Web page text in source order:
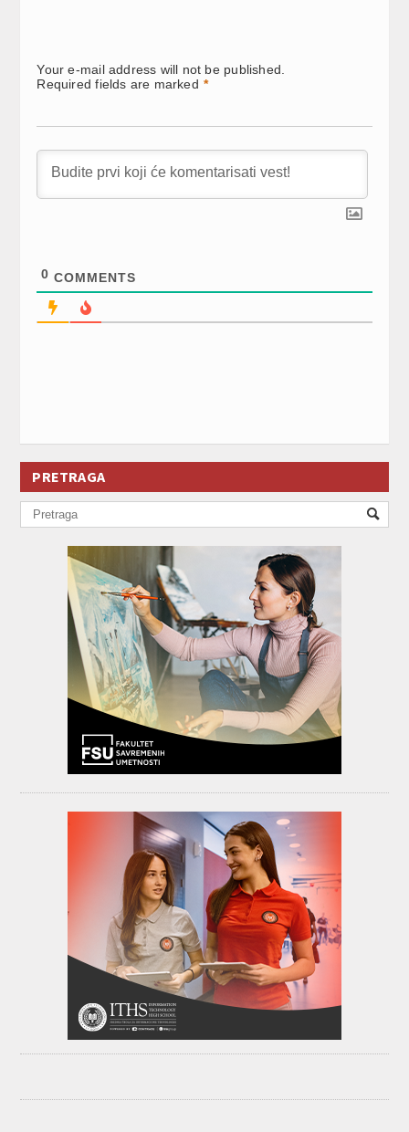
Your e-mail address will not be published.
Required fields are marked *
0 COMMENTS
PRETRAGA